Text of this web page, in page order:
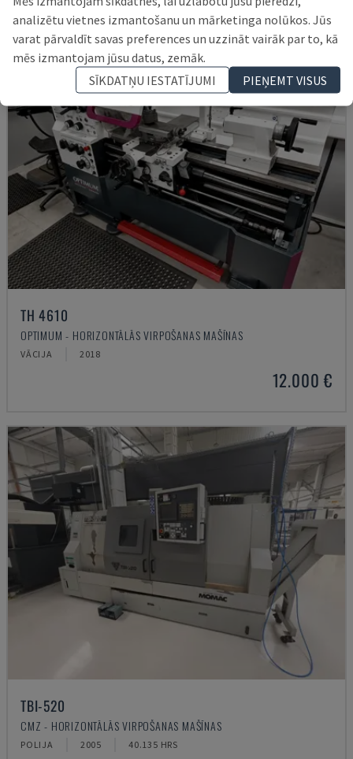
TH 4610
OPTIMUM - HORIZONTĀLĀS VIRPOŠANAS MAŠĪNAS
VĀCIJA 2018
12.000 €
TBI-520
CMZ - HORIZONTĀLĀS VIRPOŠANAS MAŠĪNAS
POLIJA 2005 40.135 HRS
analizētu vietnes izmantošanu un mārketinga nolūkos. Jūs
varat pārvaldīt savas preferences un uzzināt vairāk par to, kā
mēs izmantojam jūsu datus, zemāk.
SĪKDATŅU IESTATĪJUMI
PIEŅEMT VISUS